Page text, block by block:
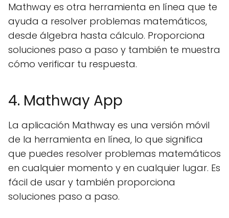
Mathway es otra herramienta en línea que te
ayuda a resolver problemas matemáticos,
desde álgebra hasta cálculo. Proporciona
soluciones paso a paso y también te muestra
cómo verificar tu respuesta.
4. Mathway App
La aplicación Mathway es una versión móvil
de la herramienta en línea, lo que significa
que puedes resolver problemas matemáticos
en cualquier momento y en cualquier lugar. Es
fácil de usar y también proporciona
soluciones paso a paso.